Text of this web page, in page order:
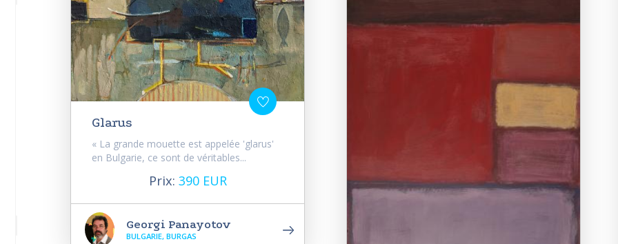
Glarus
« La grande mouette est appelée 'glarus'
en Bulgarie, ce sont de véritables...
Prix: 390 EUR
Georgi Panayotov
BULGARIE, BURGAS